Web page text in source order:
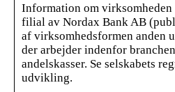
Information om virksomheden
filial av Nordax Bank AB
af virksomhedsformen anden
der arbejder indenfor
andelskasser. Se selskabets
udvikling.